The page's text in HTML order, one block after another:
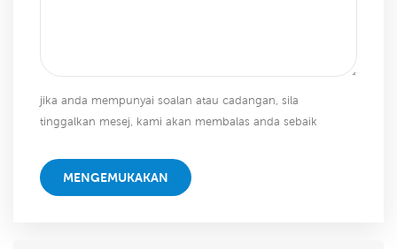
jika anda mempunyai soalan atau cadangan, sila
tinggalkan mesej, kami akan membalas anda sebaik
MENGEMUKAKAN